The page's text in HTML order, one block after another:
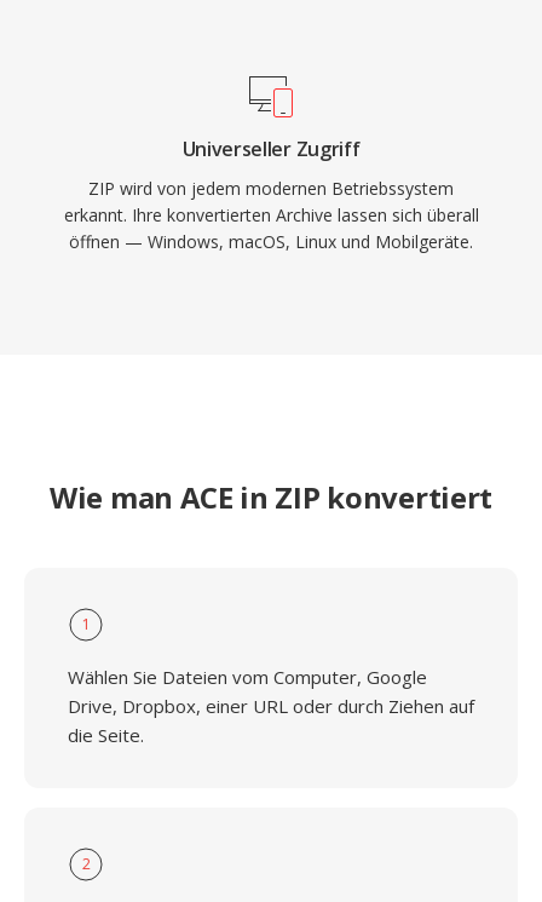
Universeller Zugriff
ZIP wird von jedem modernen Betriebssystem
erkannt. Ihre konvertierten Archive lassen sich überall
öffnen — Windows, macOS, Linux und Mobilgeräte.
Wie man ACE in ZIP konvertiert
1
Wählen Sie Dateien vom Computer, Google
Drive, Dropbox, einer URL oder durch Ziehen auf
die Seite.
2